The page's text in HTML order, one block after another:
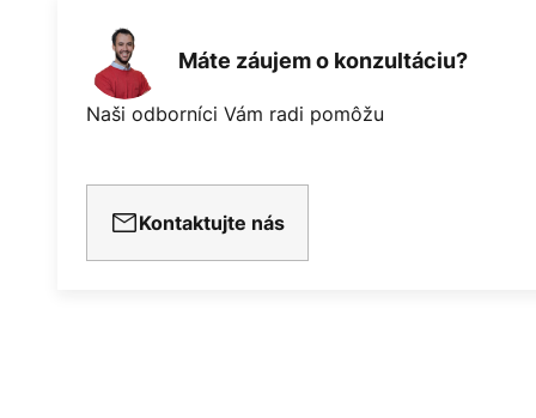
Máte záujem o konzultáciu?
Naši odborníci Vám radi pomôžu
Kontaktujte nás